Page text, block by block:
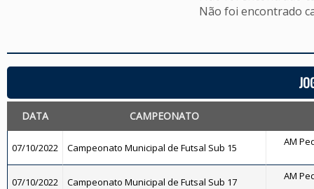
Não foi encontrado
DATA CAMPEONATO
07/10/2022 Campeonato Municipal de Futsal Sub 15 AM
07/10/2022 Campeonato Municipal de Futsal Sub 17 AM